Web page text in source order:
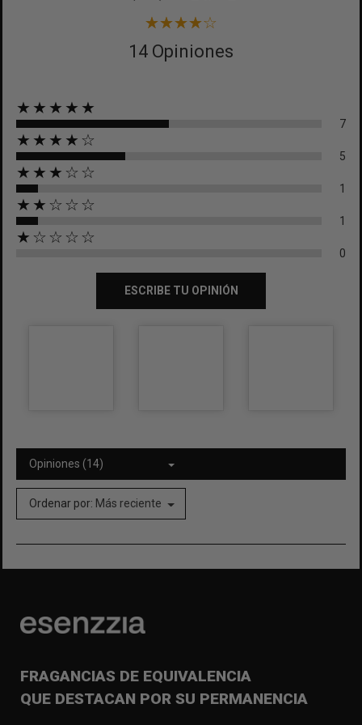
14 Opiniones
★★★★★
7
★★★★☆
5
★★★☆☆
1
★★☆☆☆
1
★☆☆☆☆
0
ESCRIBE TU OPINIÓN
Opiniones (14)
Ordenar por: Más reciente
FRAGANCIAS DE EQUIVALENCIA
QUE DESTACAN POR SU PERMANENCIA